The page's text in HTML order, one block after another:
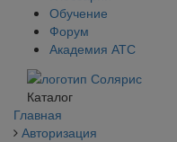
Обучение
Форум
Академия АТС
Каталог
Главная
Авторизация